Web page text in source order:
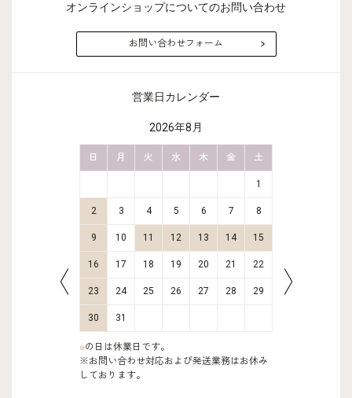
オンラインショップについてのお問い合わせ
お問い合わせフォーム
営業日カレンダー
2026年8月
日 月 火 水 木 金 土
1
2 3 4 5 6 7 8
9 10 11 12 13 14 15
16 17 18 19 20 21 22
23 24 25 26 27 28 29
30 31
■の日は休業日です。
※お問い合わせ対応および発送業務はお休み
しております。